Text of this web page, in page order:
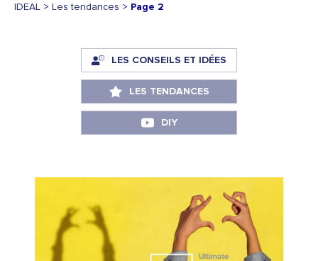
IDEAL > Les tendances > Page 2
LES CONSEILS ET IDÉES
LES TENDANCES
DIY